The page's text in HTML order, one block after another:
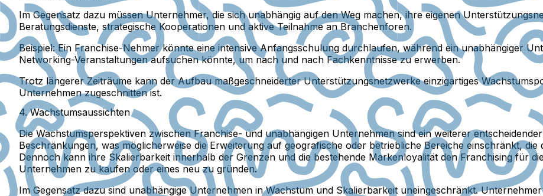
Im Gegensatz dazu müssen Unternehmer, die sich unabhängig auf den Weg machen, ihre eigenen
Beratungsdienste, strategische Kooperationen und aktive Teilnahme an Branchenforen.
Beispiel: Ein Franchise-Nehmer könnte eine intensive Anfangsschulung durchlaufen, während ein unabhängiger
Networking-Veranstaltungen aufsuchen könnte, um nach und nach Fachkenntnisse zu erwerben.
Trotz längerer Zeiträume kann der Aufbau maßgeschneiderter Unterstützungsnetzwerke einzigartiges
Unternehmen zugeschnitten ist.
4. Wachstumsaussichten
Die Wachstumsperspektiven zwischen Franchise- und unabhängigen Unternehmen sind ein weiterer
Beschränkungen, was möglicherweise die Erweiterung auf geografische oder betriebliche Bereiche einschränkt,
Dennoch kann ihre Skalierbarkeit innerhalb der Grenzen und die bestehende Markenloyalität den Franchising für
Unternehmen zu kaufen oder eines neu zu gründen.
Im Gegensatz dazu sind unabhängige Unternehmen in Wachstum und Skalierbarkeit uneingeschränkt.